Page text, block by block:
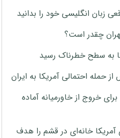
زبان انگلیسی خود را بدانید
به سطح خطرناک رسید
حمله احتمالی آمریکا به ایران
خروج از خاورمیانه آماده
بمب ۲۰۰۰ پوندی آمریکا خانه‌ای در قشم را هدف